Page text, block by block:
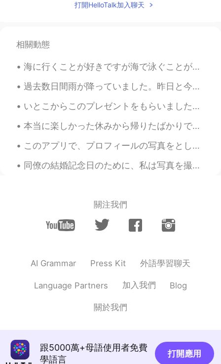
ジェッサ民 2020.11.26 03:15
EN PH TL JP
@Koji直してくれてありがとうございま
ENPH TL JP
@Yumi YouMeさん！😂チャンスがあれば
す！
ます！
EN
🥳
miko-B ㊗️ ಠvಠ
した。
「夢のような毎日」という
を学びま
打開HelloTalk加入聊天
相關動態
海に行くことが好きですが海で泳ぐことが苦手です。波が怖いから。海を制御できません。怖くても、泳ぎて、シュノーケリングしました。魚を見るのが楽しすぎちゃった。岸から離れすぎて泳いだ。波は私を岸に泳...
過去数日間雨が降っていました。昨日と今日は晴れた日だから良かった！☀️ モモちゃんは裏庭に走って、ドアを見つけられないので、中に入るためにスクリーンを登ってみました。😂 スパイダー猫になったね。🕷🐱
いとこからこのプレゼントをもらいました。彼は私が日本とたこ焼きが大好きを知ってるから。😂たこ焼きを作るのは簡単だとだと聞いたけどどどこから始めたらいいのかわかりません。😅助けてー 私へのプレゼ...
本当に楽しかった休みから帰りたばかりです！☺️フロリダ州にはマスクしてる人が誰もいなかった！😂エレベーターでも。本格的な自由がまたありますね。いいことがどうがわからないけど、実は、みんなは休日を...
このアプリで、プロフィールの写真をとして色々な動物の写真を違うユーザーいます。たまに、私は本当の顔はどうかなだと考えて、たぶんその写真に似てると思います。例えば、写真は猫を使う場合は、たぶん猫っ...
同僚の結婚記念日のために、私は写真を撮りました。これは私のバイトです。前は、本当に写真家になりたかったです。実は、ほとんど大学をやめました！ジェッサはもうフルタイム理学療法士だけど、たまに、写真...
關注我們
AI Grammar Press Kit 外語學習聊天
Language Partners 加入我們 Blog
關於我們
跟5000萬+母語使用者免費
學語言
打開應用